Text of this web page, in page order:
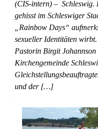
(CIS-intern) – Schleswig.
gehisst im Schleswiger
„Rainbow Days“
sexueller Identitäten
Pastorin Birgit
Kirchengemeinde
und der […]